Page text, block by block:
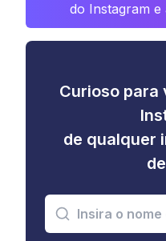
do Instagram e
Curioso para
de qualquer